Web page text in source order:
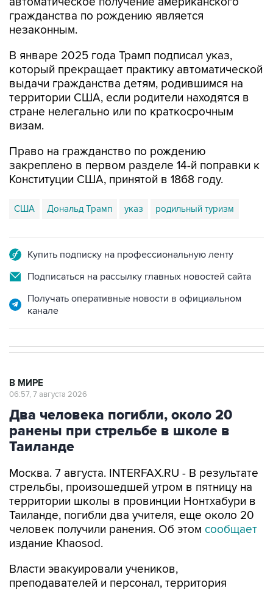
гражданства по рождению является
незаконным.
В январе 2025 года Трамп подписал указ,
который прекращает практику автоматической
выдачи гражданства детям, родившимся на
территории США, если родители находятся в
стране нелегально или по краткосрочным
визам.
Право на гражданство по рождению
закреплено в первом разделе 14-й поправки к
Конституции США, принятой в 1868 году.
США Дональд Трамп указ родильный туризм
Купить подписку на профессиональную ленту
Подписаться на рассылку главных новостей сайта
Получать оперативные новости в официальном
канале
В МИРЕ
06:57, 7 августа 2026
Два человека погибли, около 20
ранены при стрельбе в школе в
Таиланде
Москва. 7 августа. INTERFAX.RU - В результате
стрельбы, произошедшей утром в пятницу на
территории школы в провинции Нонтхабури в
Таиланде, погибли два учителя, еще около 20
человек получили ранения. Об этом сообщает
издание Khaosod.
Власти эвакуировали учеников,
преподавателей и персонал, территория